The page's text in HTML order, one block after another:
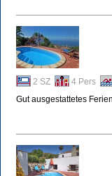
2 SZ 4 Pers
Gut ausgestattetes